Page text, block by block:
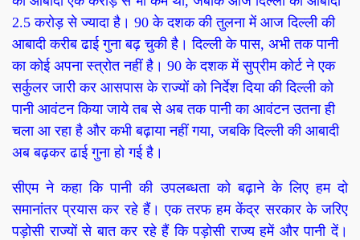
2.5 करोड़ से ज्यादा है। 90 के दशक की तुलना में आज दिल्ली की
आबादी करीब ढाई गुना बढ़ चुकी है। दिल्ली के पास, अभी तक पानी
का कोई अपना स्त्रोत नहीं है। 90 के दशक में सुप्रीम कोर्ट ने एक
सर्कुलर जारी कर आसपास के राज्यों को निर्देश दिया की दिल्ली को
पानी आवंटन किया जाये तब से अब तक पानी का आवंटन उतना ही
चला आ रहा है और कभी बढ़ाया नहीं गया, जबकि दिल्ली की आबादी
अब बढ़कर ढाई गुना हो गई है।
सीएम ने कहा कि पानी की उपलब्धता को बढ़ाने के लिए हम दो
समानांतर प्रयास कर रहे हैं। एक तरफ हम केंद्र सरकार के जरिए
पड़ोसी राज्यों से बात कर रहे हैं कि पड़ोसी राज्य हमें और पानी दें।